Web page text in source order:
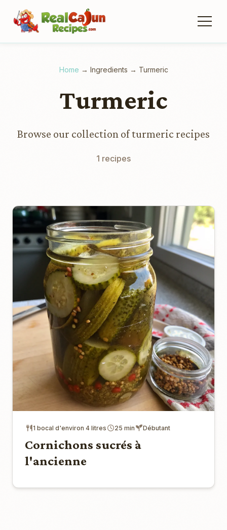
Home → Ingredients → Turmeric
Turmeric
Browse our collection of turmeric recipes
1 recipes
1 bocal d'environ 4 litres 25 min Débutant
Cornichons sucrés à
l'ancienne